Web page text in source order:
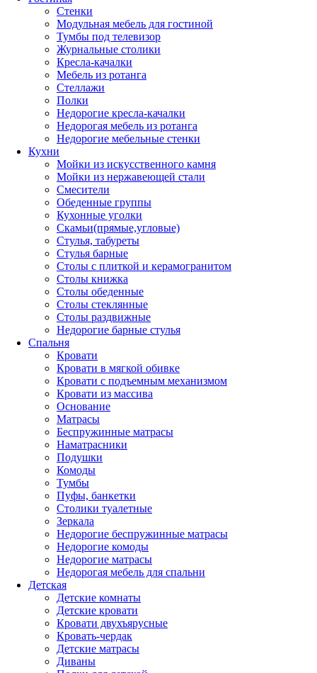
Стенки
Модульная мебель для гостиной
Тумбы под телевизор
Журнальные столики
Кресла-качалки
Мебель из ротанга
Стеллажи
Полки
Недорогие кресла-качалки
Недорогая мебель из ротанга
Недорогие мебельные стенки
Кухни
Мойки из искусственного камня
Мойки из нержавеющей стали
Смесители
Обеденные группы
Кухонные уголки
Скамьи(прямые,угловые)
Стулья, табуреты
Стулья барные
Столы с плиткой и керамогранитом
Столы книжка
Столы обеденные
Столы стеклянные
Столы раздвижные
Недорогие барные стулья
Спальня
Кровати
Кровати в мягкой обивке
Кровати с подъемным механизмом
Кровати из массива
Основание
Матрасы
Беспружинные матрасы
Наматрасники
Подушки
Комоды
Тумбы
Пуфы, банкетки
Столики туалетные
Зеркала
Недорогие беспружинные матрасы
Недорогие комоды
Недорогие матрасы
Недорогая мебель для спальни
Детская
Детские комнаты
Детские кровати
Кровати двухъярусные
Кровать-чердак
Детские матрасы
Диваны